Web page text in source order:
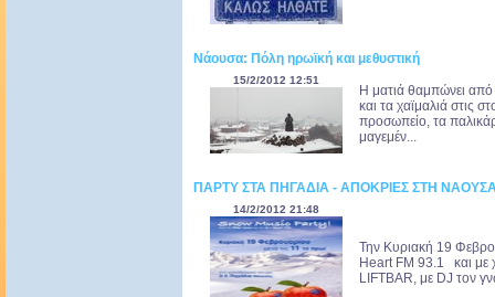
Νάουσα: Πόλη ηρωϊκή και μεθυστική
15/2/2012 12:51
Η ματιά θαμπώνει
και τα χαϊμαλιά στις
προσωπείο, τα
μαγεμέν...
ΠΑΡΤΥ ΣΤΑ ΠΗΓΑΔΙΑ - ΑΠΟΚΡΙΕΣ ΣΤΗ
14/2/2012 21:48
Την Κυριακή 19
Heart FM 93.1 και με
LIFTBAR, με DJ τον